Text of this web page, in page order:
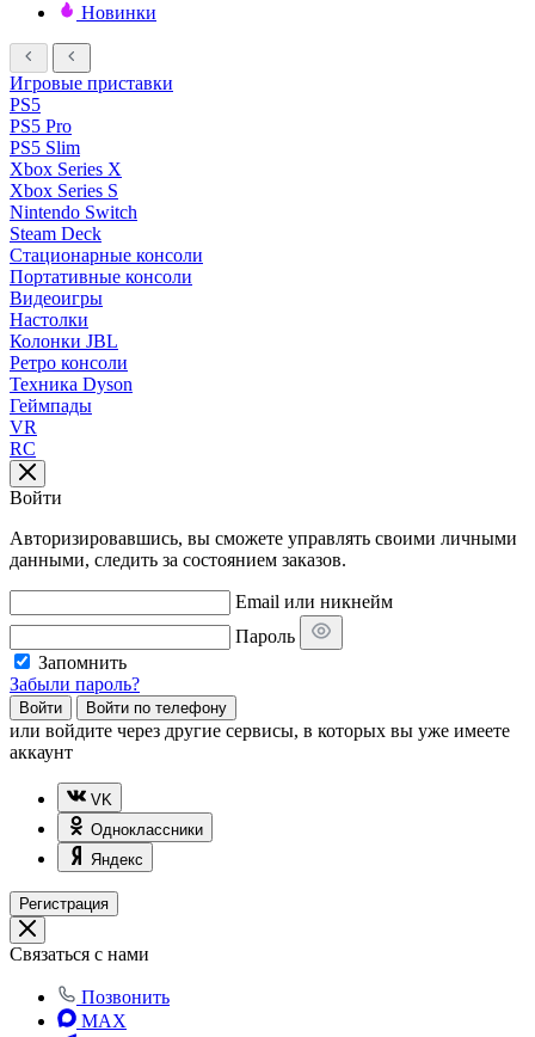
Новинки
Игровые приставки
PS5
PS5 Pro
PS5 Slim
Xbox Series X
Xbox Series S
Nintendo Switch
Steam Deck
Стационарные консоли
Портативные консоли
Видеоигры
Настолки
Колонки JBL
Ретро консоли
Техника Dyson
Геймпады
VR
RC
Войти
Авторизировавшись, вы сможете управлять своими личными
данными, следить за состоянием заказов.
Email или никнейм
Пароль
Запомнить
Забыли пароль?
Войти Войти по телефону
или войдите через другие сервисы, в которых вы уже имеете
аккаунт
VK
Одноклассники
Яндекс
Регистрация
Связаться с нами
Позвонить
MAX